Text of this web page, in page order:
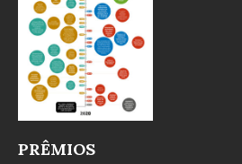
PRÊMIOS